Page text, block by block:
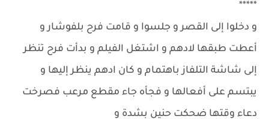
*****
و دخلوا إلى القصر و جلسوا و قامت فرح بلفوشار و
أعطت طبقها لادهم و اشتغل الفيلم و بدأت فرح تنظر
إلى شاشة التلفاز باهتمام و كان ادهم ينظر إليها و
يبتسم على أفعالها و فجأه جاء مقطع مرعب فصرخت
دعاء وقتها ضحكت حنين بشدة و